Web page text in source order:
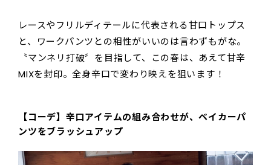
レースやフリルディテールに代表される甘口トップス
と、ワークパンツとの相性がいいのは言わずもがな。
〝マンネリ打破〞を目指して、この春は、あえて甘辛
MIXを封印。全身辛口で変わり映えを狙います！
【コーデ】辛口アイテムの組み合わせが、ベイカーパ
ンツをブラッシュアップ